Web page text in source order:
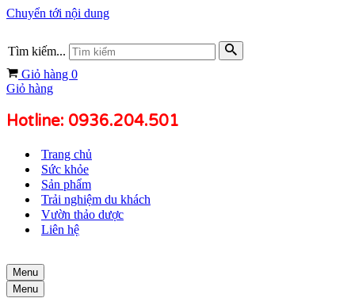
Chuyển tới nội dung
Tìm kiếm...
Giỏ hàng 0
Giỏ hàng
Hotline: 0936.204.501
Trang chủ
Sức khỏe
Sản phẩm
Trải nghiệm du khách
Vườn thảo dược
Liên hệ
Menu
Menu